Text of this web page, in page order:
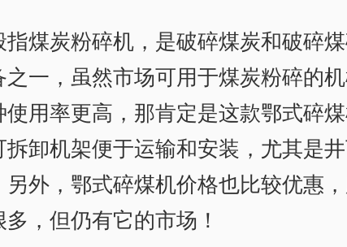
指煤炭粉碎机，是破碎煤炭和破碎
一，虽然市场可用于煤炭粉碎的机
用率更高，那肯定是这款鄂式碎
拆卸机架便于运输和安装，尤其是
外，鄂式碎煤机价格也比较优惠
，但仍有它的市场！